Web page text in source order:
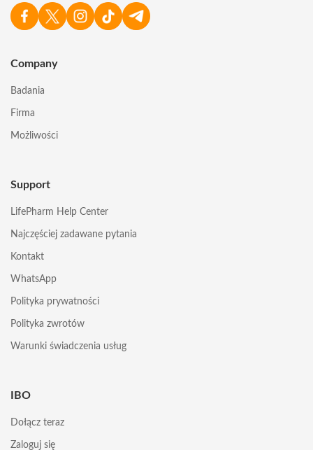
Company
Badania
Firma
Możliwości
Support
LifePharm Help Center
Najczęściej zadawane pytania
Kontakt
WhatsApp
Polityka prywatności
Polityka zwrotów
Warunki świadczenia usług
IBO
Dołącz teraz
Zaloguj się